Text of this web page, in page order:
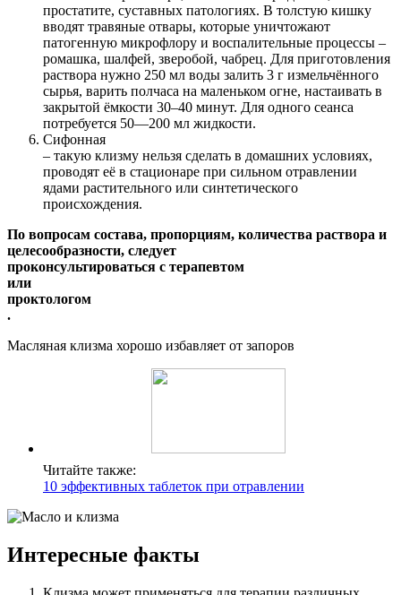
простатите, суставных патологиях. В толстую кишку
вводят травяные отвары, которые уничтожают
патогенную микрофлору и воспалительные процессы –
ромашка, шалфей, зверобой, чабрец. Для приготовления
раствора нужно 250 мл воды залить 3 г измельчённого
сырья, варить полчаса на маленьком огне, настаивать в
закрытой ёмкости 30–40 минут. Для одного сеанса
потребуется 50—200 мл жидкости.
Сифонная
– такую клизму нельзя сделать в домашних условиях,
проводят её в стационаре при сильном отравлении
ядами растительного или синтетического
происхождения.
По вопросам состава, пропорциям, количества раствора и
целесообразности, следует
проконсультироваться с терапевтом
или
проктологом
.
Масляная клизма хорошо избавляет от запоров
Читайте также:
10 эффективных таблеток при отравлении
Интересные факты